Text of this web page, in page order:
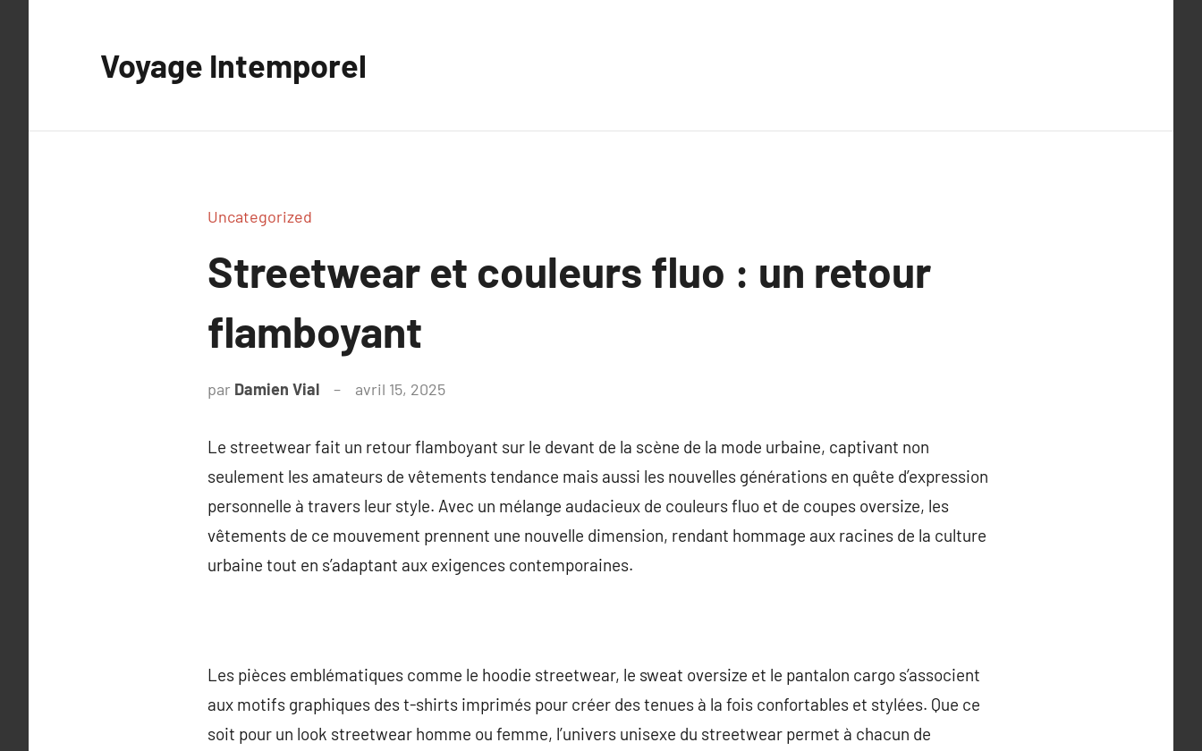
Voyage Intemporel
Uncategorized
Streetwear et couleurs fluo : un retour
flamboyant
par Damien Vial avril 15, 2025
Le streetwear fait un retour flamboyant sur le devant de la scène de la mode urbaine, captivant non
seulement les amateurs de vêtements tendance mais aussi les nouvelles générations en quête d’expression
personnelle à travers leur style. Avec un mélange audacieux de couleurs fluo et de coupes oversize, les
vêtements de ce mouvement prennent une nouvelle dimension, rendant hommage aux racines de la culture
urbaine tout en s’adaptant aux exigences contemporaines.
Les pièces emblématiques comme le hoodie streetwear, le sweat oversize et le pantalon cargo s’associent
aux motifs graphiques des t-shirts imprimés pour créer des tenues à la fois confortables et stylées. Que ce
soit pour un look streetwear homme ou femme, l’univers unisexe du streetwear permet à chacun de